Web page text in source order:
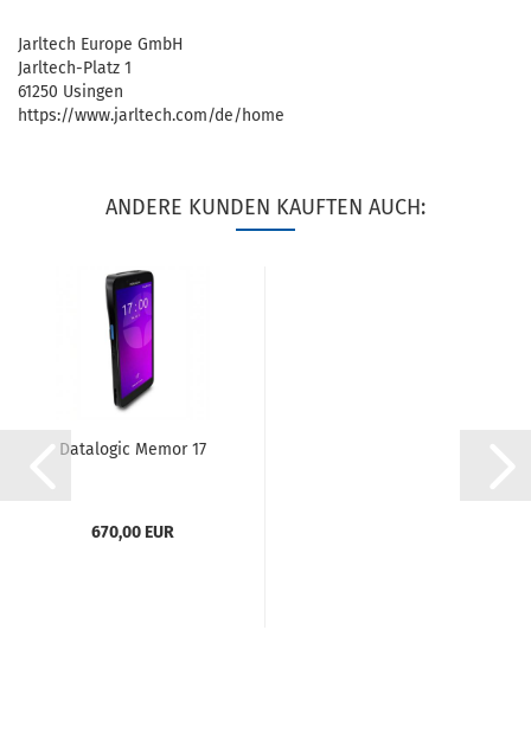
Jarltech Europe GmbH
Jarltech-Platz 1
61250 Usingen
https://www.jarltech.com/de/home
ANDERE KUNDEN KAUFTEN AUCH:
Datalogic Memor 17
670,00 EUR